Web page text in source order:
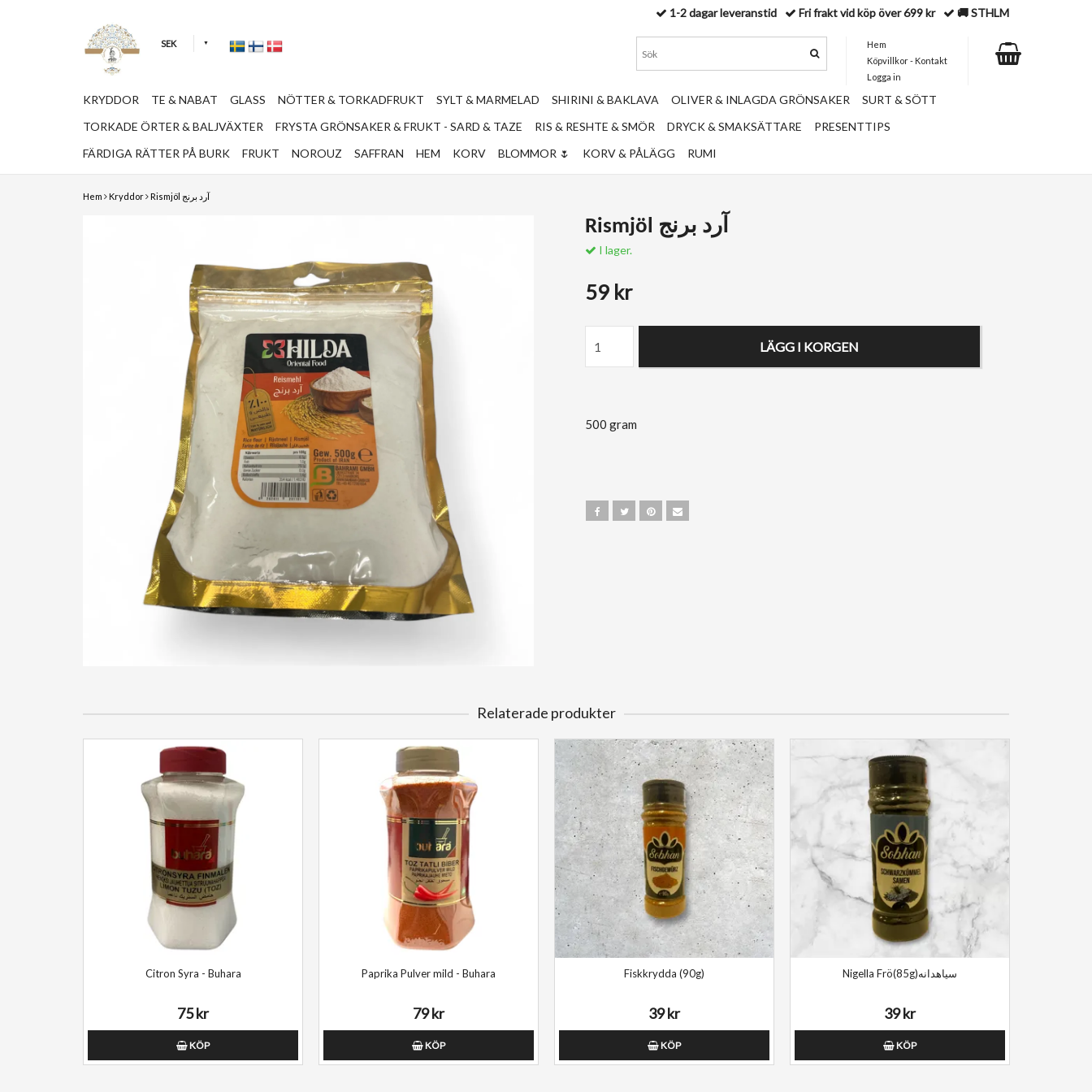
Hem Kryddor Rismjöl آرد برنج
Rismjöl آرد برنج
I lager.
59 kr
LÄGG I KORGEN
500 gram
Relaterade produkter
Citron Syra - Buhara
75 kr
KÖP
Paprika Pulver mild - Buhara
79 kr
KÖP
Fiskkrydda (90g)
39 kr
KÖP
Nigella Frö(85g)سیاهدانه
39 kr
KÖP
SEK
1-2 dagar leveranstid Fri frakt vid köp över 699 kr 🚚 STHLM
Hem
Köpvillkor - Kontakt
Logga in
KRYDDOR TE & NABAT GLASS NÖTTER & TORKADFRUKT SYLT & MARMELAD SHIRINI & BAKLAVA OLIVER & INLAGDA GRÖNSAKER
SURT & SÖTT
TORKADE ÖRTER & BALJVÄXTER
FRYSTA GRÖNSAKER & FRUKT - SARD & TAZE RIS & RESHTE & SMÖR DRYCK & SMAKSÄTTARE
PRESENTTIPS
FÄRDIGA RÄTTER PÅ BURK
FRUKT NOROUZ SAFFRAN HEM KORV BLOMMOR 🌷 KORV & PÅLÄGG RUMI